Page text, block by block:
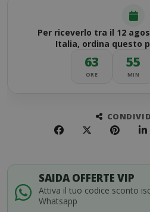
Per riceverlo tra il 12
Italia, ordina questo
63
ORE
55
MIN
SAIDA OFFERTE VIP
Attiva il tuo codice sconto
Whatsapp